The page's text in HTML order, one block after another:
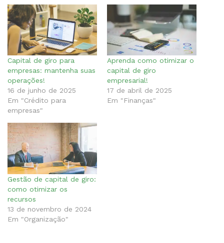
Capital de giro para
empresas​: mantenha suas
operações!
16 de junho de 2025
Em "Crédito para
empresas"
Aprenda como otimizar o
capital de giro
empresarial!
17 de abril de 2025
Em "Finanças"
Gestão de capital de giro:
como otimizar os
recursos
13 de novembro de 2024
Em "Organização"